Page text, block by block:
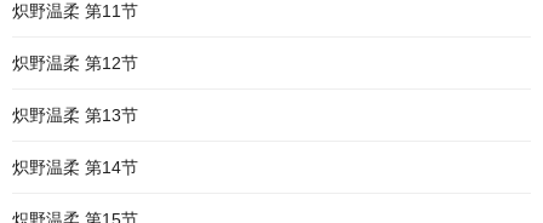
炽野温柔 第11节
炽野温柔 第12节
炽野温柔 第13节
炽野温柔 第14节